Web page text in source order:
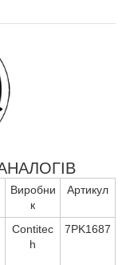
Виробни
к
Артикул
Contitec
h
7PK1687